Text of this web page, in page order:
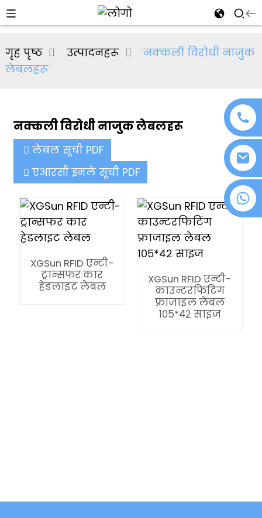
+८६ १८०७६३७२१३९
गृह पृष्ठ उत्पादनहरू
नक्कली विरोधी नाजुक
लेबलहरू
नक्कली विरोधी नाजुक लेबलहरू
लेबल सूची PDF
एआरसी इनले सूची PDF
XGSun RFID एन्टी-
ट्रान्सफर कार
हेडलाइट लेबल
XGSun RFID एन्टी-
काउन्टरफिटिंग
फ्राजाइल लेबल
१०५*४२ साइज